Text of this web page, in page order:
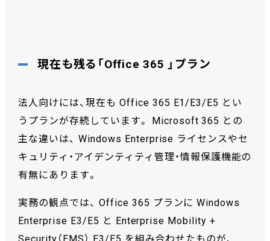
現在も残る「Office 365 」プラン
法人向けには、現在も Office 365 E1/E3/E5 とい
うプランが存続しています。 Microsoft 365 との
主な違いは、 Windows Enterprise ライセンスやセ
キュリティ・アイデンティティ管理・情報保護機能の
有無にあります。
実務の観点では、 Office 365 プランに Windows
Enterprise E3/E5 と Enterprise Mobility +